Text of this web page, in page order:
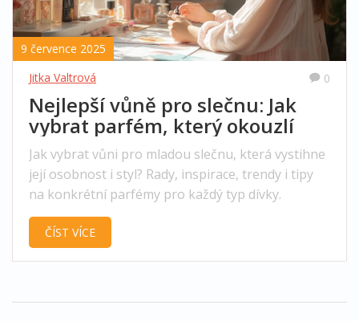
9 července 2025
Jitka Valtrová
0
Nejlepší vůně pro slečnu: Jak
vybrat parfém, který okouzlí
Jak vybrat vůni pro mladou slečnu, která vystihne
její osobnost i styl? Rady, inspirace, trendy i tipy
na konkrétní parfémy pro každý typ dívky.
ČÍST VÍCE